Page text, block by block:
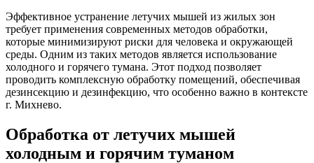
Эффективное устранение летучих мышей из жилых зон
требует применения современных методов обработки,
которые минимизируют риски для человека и окружающей
среды. Одним из таких методов является использование
холодного и горячего тумана. Этот подход позволяет
проводить комплексную обработку помещений, обеспечивая
дезинсекцию и дезинфекцию, что особенно важно в контексте
г. Михнево.
Обработка от летучих мышей
холодным и горячим туманом